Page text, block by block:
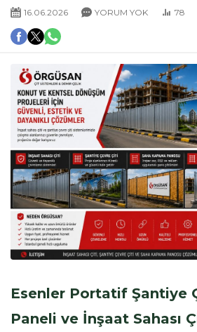
16.06.2026 YORUM YOK 78
Esenler Portatif Şantiye
Paneli ve İnşaat Sahası